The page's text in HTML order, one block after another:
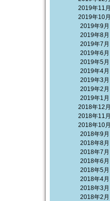
2019年11月
2019年10月
2019年9月
2019年8月
2019年7月
2019年6月
2019年5月
2019年4月
2019年3月
2019年2月
2019年1月
2018年12月
2018年11月
2018年10月
2018年9月
2018年8月
2018年7月
2018年6月
2018年5月
2018年4月
2018年3月
2018年2月